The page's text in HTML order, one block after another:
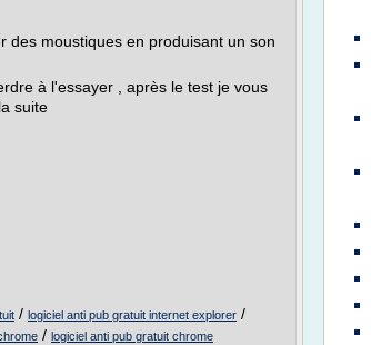
des moustiques en produisant un son
à l'essayer , après le test je vous
suite
/ logiciel anti pub gratuit internet explorer /
/ logiciel anti pub gratuit chrome